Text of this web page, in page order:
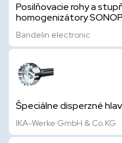
Posilňovacie rohy a
homogenizátory
Bandelin electronic
Špeciálne disperzné
IKA-Werke GmbH & Co.KG